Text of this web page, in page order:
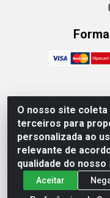
O nosso site
terceiros para
personalizada ao
relevante de
qualidade do nosso
Aceitar
Camaquã
Hanquet, 1001 -
Camaquã/